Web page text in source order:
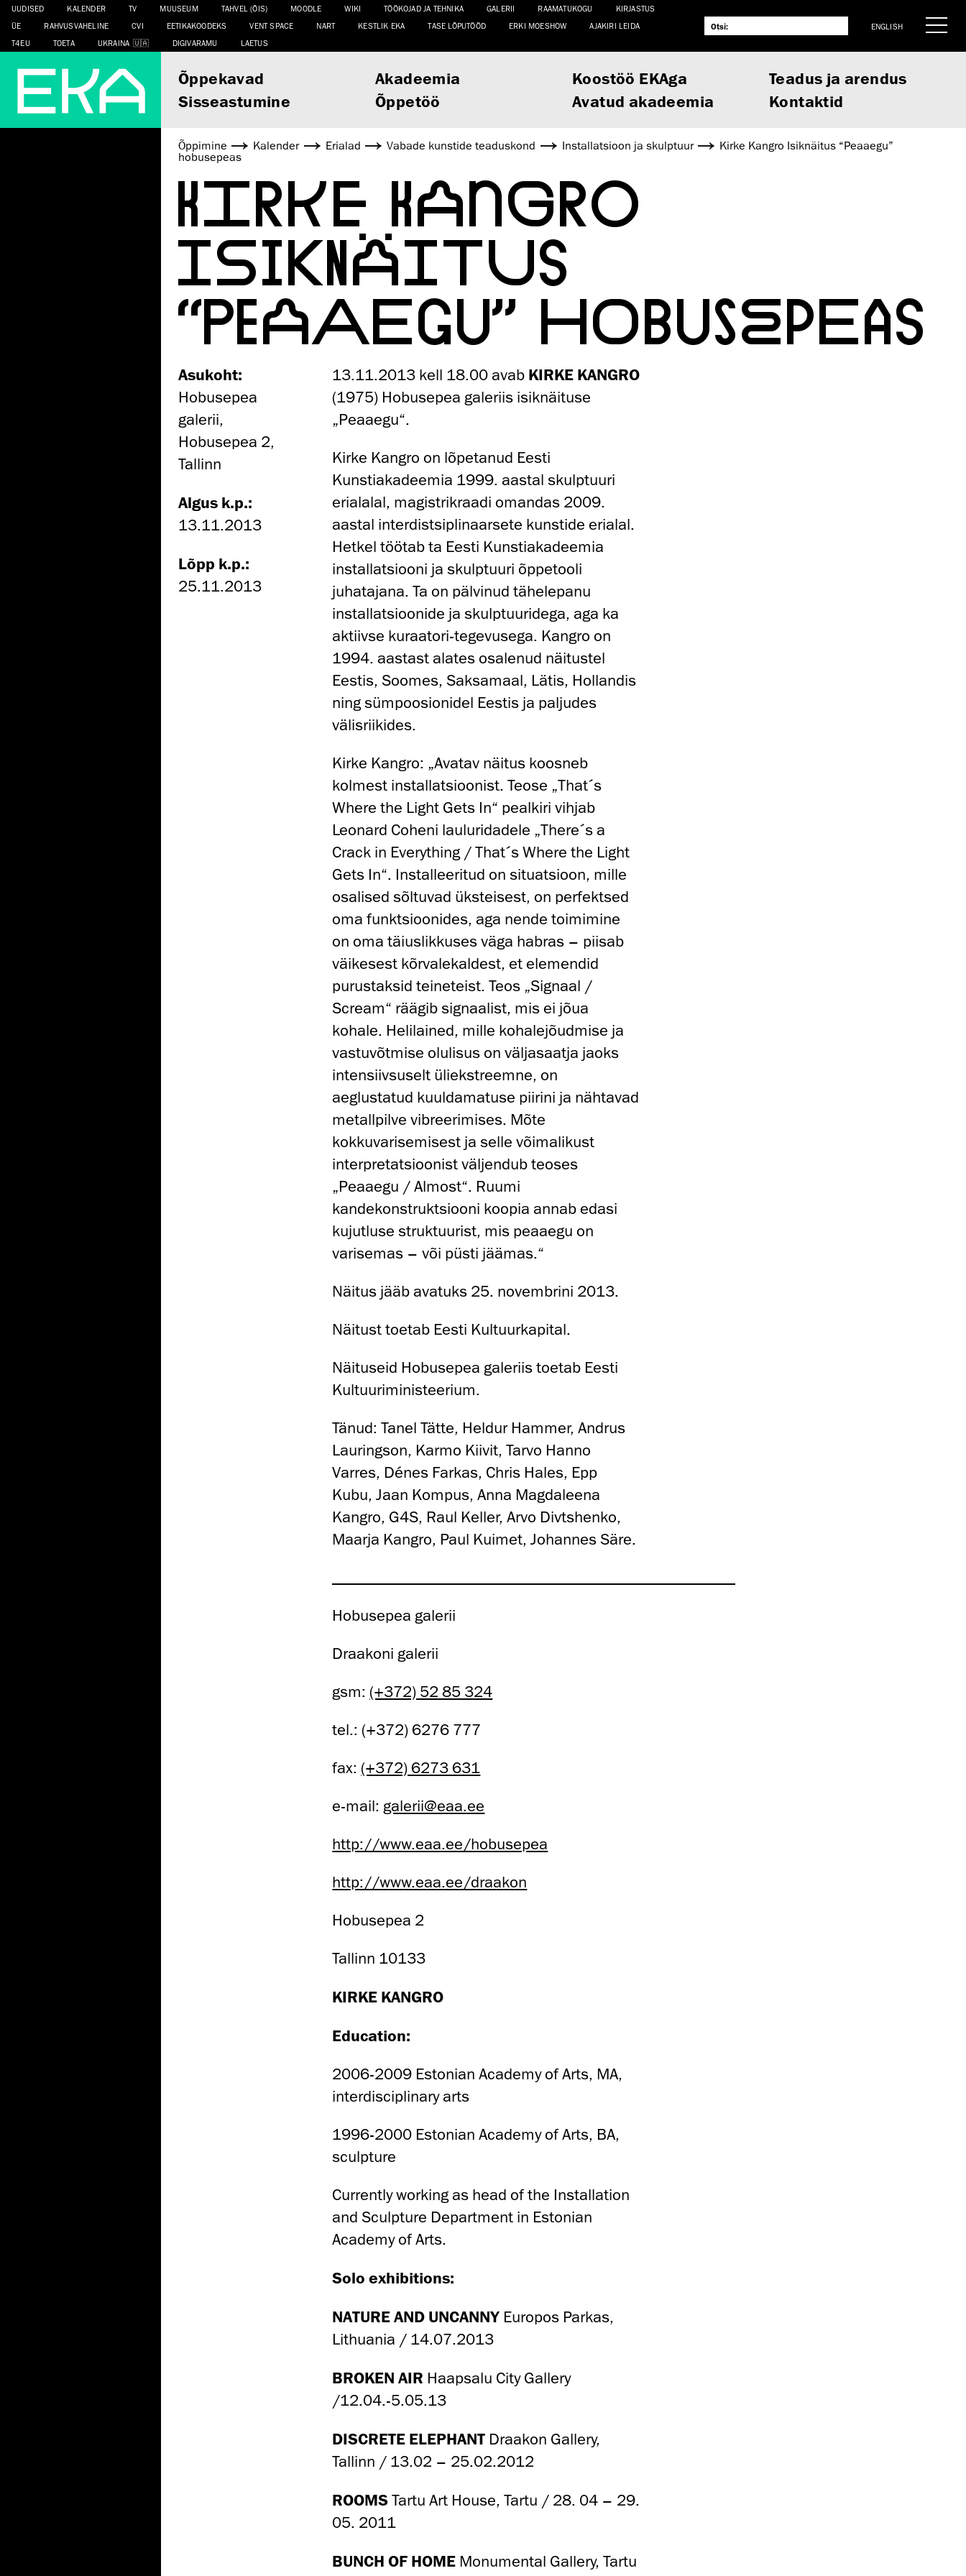
UUDISED KALENDER TV MUUSEUM TAHVEL (ÕIS) MOODLE WIKI TÖÖKOJAD JA TEHNIKA GALERII RAAMATUKOGU
KIRJASTUS
ÜE
RAHVUSVAHELINE CVI EETIKAKOODEKS VENT SPACE NART KESTLIK EKA TASE LÕPUTÖÖD ERKI MOESHOW
AJAKIRI LEIDA
T4EU
TOETA UKRAINA DIGIVARAMU LAETUS
ENGLISH
Õppekavad Akadeemia Koostöö EKAga
Teadus ja arendus
Sisseastumine
Õppetöö Avatud akadeemia Kontaktid
Õppimine Kalender Erialad Vabade kunstide teaduskond Installatsioon ja skulptuur
Kirke Kangro Isiknäitus “Peaaegu”
hobusepeas
KIRKE KANGRO
ISIKNÄITUS
“PEAAEGU” HOBUSEPEAS
Asukoht:
Hobusepea
galerii,
Hobusepea 2,
Tallinn
Algus k.p.:
13.11.2013
Lõpp k.p.:
25.11.2013
13.11.2013 kell 18.00 avab KIRKE KANGRO
(1975) Hobusepea galeriis isiknäituse
„Peaaegu“.
Kirke Kangro on lõpetanud Eesti
Kunstiakadeemia 1999. aastal skulptuuri
erialalal, magistrikraadi omandas 2009.
aastal interdistsiplinaarsete kunstide erialal.
Hetkel töötab ta Eesti Kunstiakadeemia
installatsiooni ja skulptuuri õppetooli
juhatajana. Ta on pälvinud tähelepanu
installatsioonide ja skulptuuridega, aga ka
aktiivse kuraatori-tegevusega. Kangro on
1994. aastast alates osalenud näitustel
Eestis, Soomes, Saksamaal, Lätis, Hollandis
ning sümpoosionidel Eestis ja paljudes
välisriikides.
Kirke Kangro: „Avatav näitus koosneb
kolmest installatsioonist. Teose „That´s
Where the Light Gets In“ pealkiri vihjab
Leonard Coheni lauluridadele „There´s a
Crack in Everything / That´s Where the Light
Gets In“. Installeeritud on situatsioon, mille
osalised sõltuvad üksteisest, on perfektsed
oma funktsioonides, aga nende toimimine
on oma täiuslikkuses väga habras – piisab
väikesest kõrvalekaldest, et elemendid
purustaksid teineteist. Teos „Signaal /
Scream“ räägib signaalist, mis ei jõua
kohale. Helilained, mille kohalejõudmise ja
vastuvõtmise olulisus on väljasaatja jaoks
intensiivsuselt üliekstreemne, on
aeglustatud kuuldamatuse piirini ja nähtavad
metallpilve vibreerimises. Mõte
kokkuvarisemisest ja selle võimalikust
interpretatsioonist väljendub teoses
„Peaaegu / Almost“. Ruumi
kandekonstruktsiooni koopia annab edasi
kujutluse struktuurist, mis peaaegu on
varisemas – või püsti jäämas.“
Näitus jääb avatuks 25. novembrini 2013.
Näitust toetab Eesti Kultuurkapital.
Näituseid Hobusepea galeriis toetab Eesti
Kultuuriministeerium.
Tänud: Tanel Tätte, Heldur Hammer, Andrus
Lauringson, Karmo Kiivit, Tarvo Hanno
Varres, Dénes Farkas, Chris Hales, Epp
Kubu, Jaan Kompus, Anna Magdaleena
Kangro, G4S, Raul Keller, Arvo Divtshenko,
Maarja Kangro, Paul Kuimet, Johannes Säre.
Hobusepea galerii
Draakoni galerii
gsm: (+372) 52 85 324
tel.: (+372) 6276 777
fax: (+372) 6273 631
e-mail: galerii@eaa.ee
http://www.eaa.ee/hobusepea
http://www.eaa.ee/draakon
Hobusepea 2
Tallinn 10133
KIRKE KANGRO
Education:
2006-2009 Estonian Academy of Arts, MA,
interdisciplinary arts
1996-2000 Estonian Academy of Arts, BA,
sculpture
Currently working as head of the Installation
and Sculpture Department in Estonian
Academy of Arts.
Solo exhibitions:
NATURE AND UNCANNY Europos Parkas,
Lithuania / 14.07.2013
BROKEN AIR Haapsalu City Gallery
/12.04.-5.05.13
DISCRETE ELEPHANT Draakon Gallery,
Tallinn / 13.02 – 25.02.2012
ROOMS Tartu Art House, Tartu / 28. 04 – 29.
05. 2011
BUNCH OF HOME Monumental Gallery, Tartu